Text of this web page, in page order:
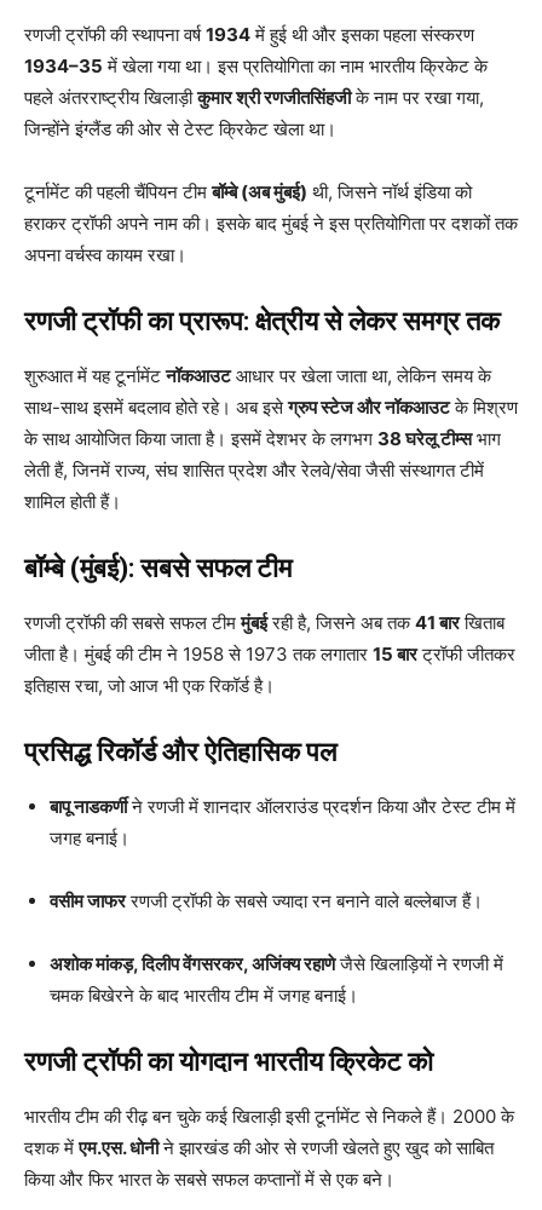
रणजी ट्रॉफी की स्थापना वर्ष1934में हुई थी और इसका पहला संस्करण
1934–35 में खेला गया था। इस प्रतियोगिता का नाम भारतीय क्रिकेट के
पहले अंतरराष्ट्रीय खिलाड़ीकुमार श्री रणजीतसिंहजीके नाम पर रखा गया,
जिन्होंने इंग्लैंड की ओर से टेस्ट क्रिकेट खेला था।
टूर्नामेंट की पहली चैंपियन टीमबॉम्बे (अब मुंबई) थी, जिसने नॉर्थ इंडिया को
हराकर ट्रॉफी अपने नाम की। इसके बाद मुंबई ने इस प्रतियोगिता पर दशकों तक
अपना वर्चस्व कायम रखा।
रणजी ट्रॉफी का प्रारूप: क्षेत्रीय से लेकर समग्र तक
शुरुआत में यह टूर्नामेंटनॉकआउटआधार पर खेला जाता था, लेकिन समय के
साथ-साथ इसमें बदलाव होते रहे। अब इसेग्रुप स्टेज और नॉकआउटके मिश्रण
के साथ आयोजित किया जाता है। इसमें देशभर के लगभग 38 घरेलू टीम्सभाग
लेती हैं, जिनमें राज्य, संघ शासित प्रदेश और रेलवे/सेवा जैसी संस्थागत टीमें
शामिल होती हैं।
बॉम्बे (मुंबई): सबसे सफल टीम
रणजी ट्रॉफी की सबसे सफल टीममुंबईरही है, जिसने अब तक41 बारखिताब
जीता है। मुंबई की टीम ने 1958 से 1973 तक लगातार 15 बारट्रॉफी जीतकर
इतिहास रचा, जो आज भी एक रिकॉर्ड है।
प्रसिद्ध रिकॉर्ड और ऐतिहासिक पल
बापू नाडकर्णीने रणजी में शानदार ऑलराउंड प्रदर्शन किया और टेस्ट टीम में
जगह बनाई।
वसीम जाफररणजी ट्रॉफी के सबसे ज्यादा रन बनाने वाले बल्लेबाज हैं।
अशोक मांकड़, दिलीप वेंगसरकर, अजिंक्य रहाणेजैसे खिलाड़ियों ने रणजी में
चमक बिखेरने के बाद भारतीय टीम में जगह बनाई।
रणजी ट्रॉफी का योगदान भारतीय क्रिकेट को
भारतीय टीम की रीढ़ बन चुके कई खिलाड़ी इसी टूर्नामेंट से निकले हैं। 2000 के
दशक मेंएम.एस. धोनीने झारखंड की ओर से रणजी खेलते हुए खुद को साबित
किया और फिर भारत के सबसे सफल कप्तानों में से एक बने।